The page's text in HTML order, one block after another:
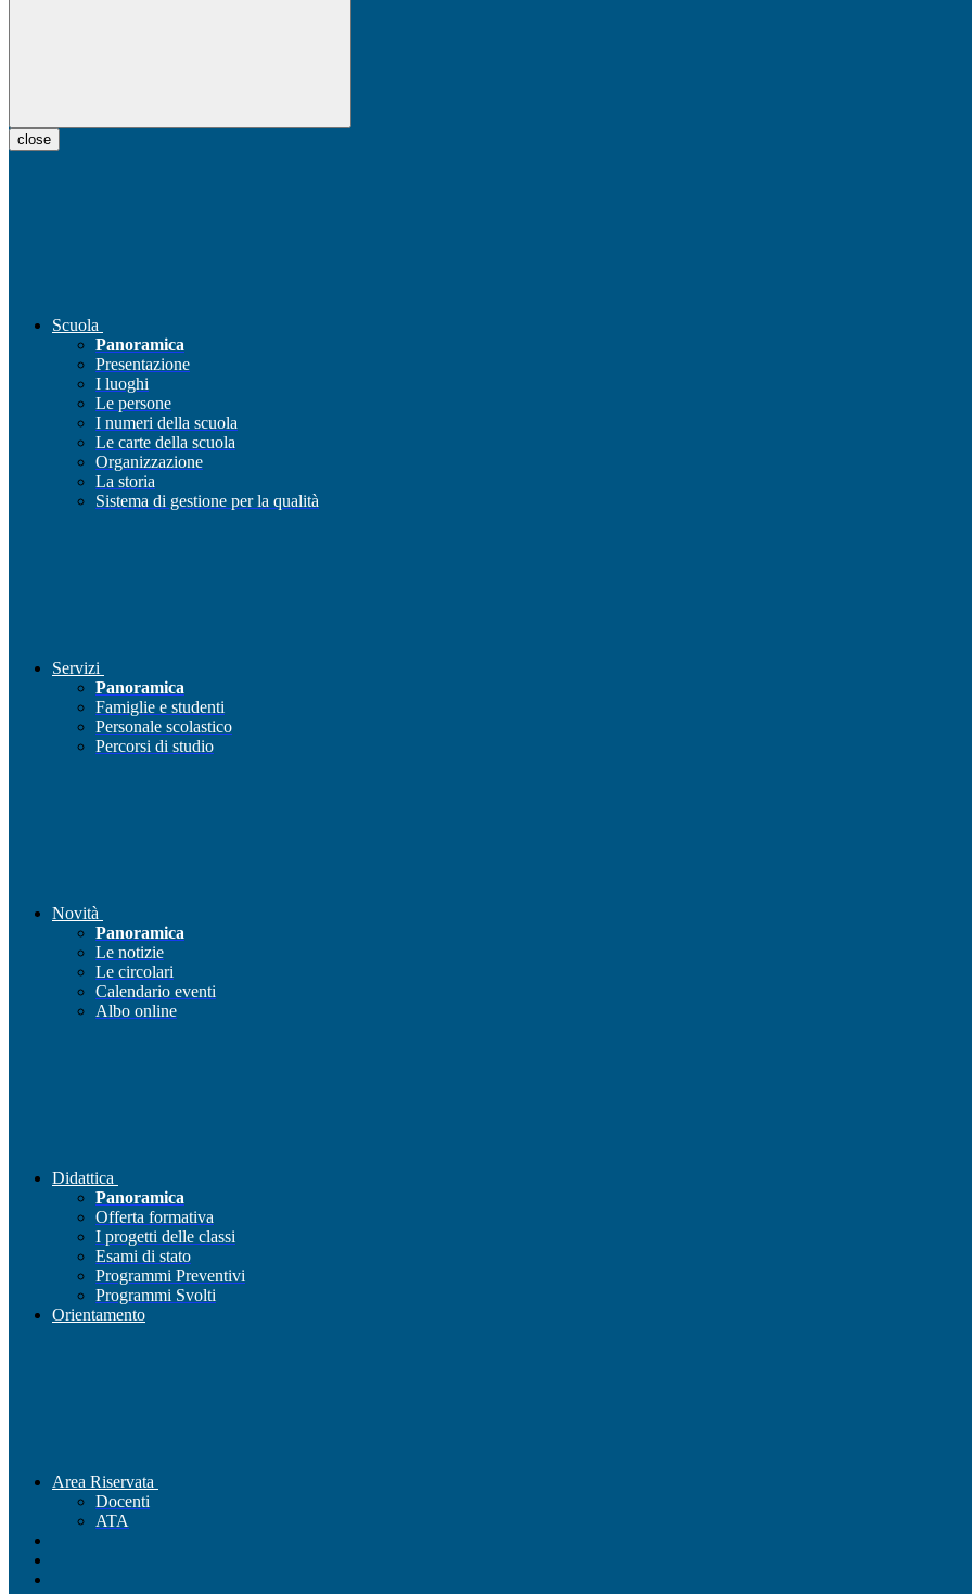
close
Scuola
Panoramica
Presentazione
I luoghi
Le persone
I numeri della scuola
Le carte della scuola
Organizzazione
La storia
Sistema di gestione per la qualità
Servizi
Panoramica
Famiglie e studenti
Personale scolastico
Percorsi di studio
Novità
Panoramica
Le notizie
Le circolari
Calendario eventi
Albo online
Didattica
Panoramica
Offerta formativa
I progetti delle classi
Esami di stato
Programmi Preventivi
Programmi Svolti
Orientamento
Area Riservata
Docenti
ATA